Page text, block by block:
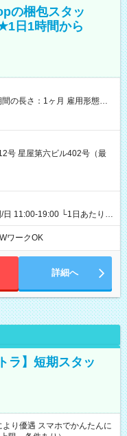
の梱包スタッ
日1時間から
間の長さ：1ヶ月 雇用形態、
号 星屋第六ビル402号（最
日 11:00-19:00 └1日あたりの
であれば、いつでも勤務可
な曜日でご勤務いただけま
方が可能なお仕事です！
ワークOK
詳細へ
ラ】短期スタッ
り優遇 スマホでかんたんに